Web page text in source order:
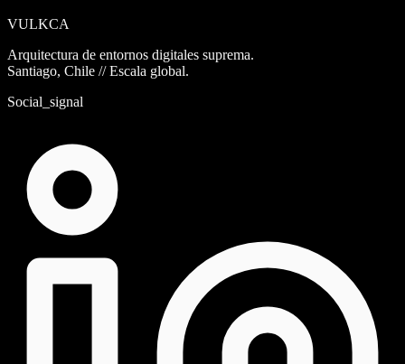
VULKCA
Arquitectura de entornos digitales suprema.
Santiago, Chile // Escala global.
Social_signal